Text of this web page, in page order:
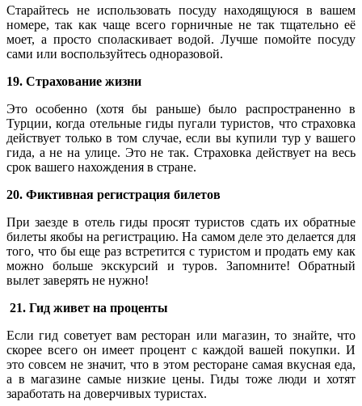
Старайтесь не использовать посуду находящуюся в вашем
номере, так как чаще всего горничные не так тщательно её
моет, а просто споласкивает водой. Лучше помойте посуду
сами или воспользуйтесь одноразовой.
19. Страхование жизни
Это особенно (хотя бы раньше) было распространенно в
Турции, когда отельные гиды пугали туристов, что страховка
действует только в том случае, если вы купили тур у вашего
гида, а не на улице. Это не так. Страховка действует на весь
срок вашего нахождения в стране.
20. Фиктивная регистрация билетов
При заезде в отель гиды просят туристов сдать их обратные
билеты якобы на регистрацию. На самом деле это делается для
того, что бы еще раз встретится с туристом и продать ему как
можно больше экскурсий и туров. Запомните! Обратный
вылет заверять не нужно!
21. Гид живет на проценты
Если гид советует вам ресторан или магазин, то знайте, что
скорее всего он имеет процент с каждой вашей покупки. И
это совсем не значит, что в этом ресторане самая вкусная еда,
а в магазине самые низкие цены. Гиды тоже люди и хотят
заработать на доверчивых туристах.